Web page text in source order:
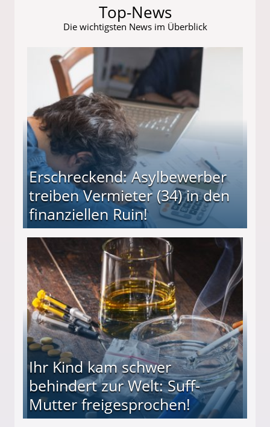
Top-News
Die wichtigsten News im Überblick
Erschreckend: Asylbewerber
treiben Vermieter (34) in den
finanziellen Ruin!
(34) in den finanziellen Ruin!
Ihr Kind kam schwer
behindert zur Welt: Suff-
Mutter freigesprochen!